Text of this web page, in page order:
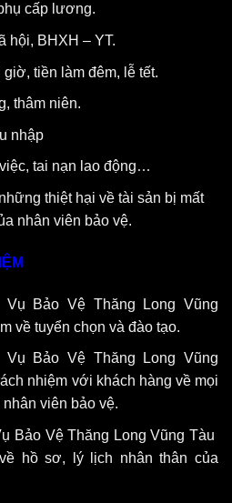
cấp lương.
hội, BHXH – YT.
tiền làm đêm, lễ tết.
thâm niên.
nhập
tai nạn lao động…
thiệt hại về tài sản bị mất
nhân viên bảo vệ.
Bảo Vệ Thăng Long Vũng
về tuyển chọn và đào tạo.
Bảo Vệ Thăng Long Vũng
nhiệm với khách hàng về mọi
viên bảo vệ.
Bảo Vệ Thăng Long Vũng Tàu
hồ sơ, lý lịch nhân thân của